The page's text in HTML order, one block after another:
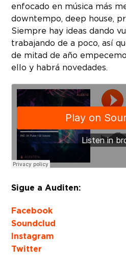
enfocado en música más
downtempo, deep house,
Siempre hay ideas dando
trabajando de a poco, así
de mitad de año
ello y habrá novedades.
Sigue a Auditen:
Facebook
Soundclud
Instagram
Twitter